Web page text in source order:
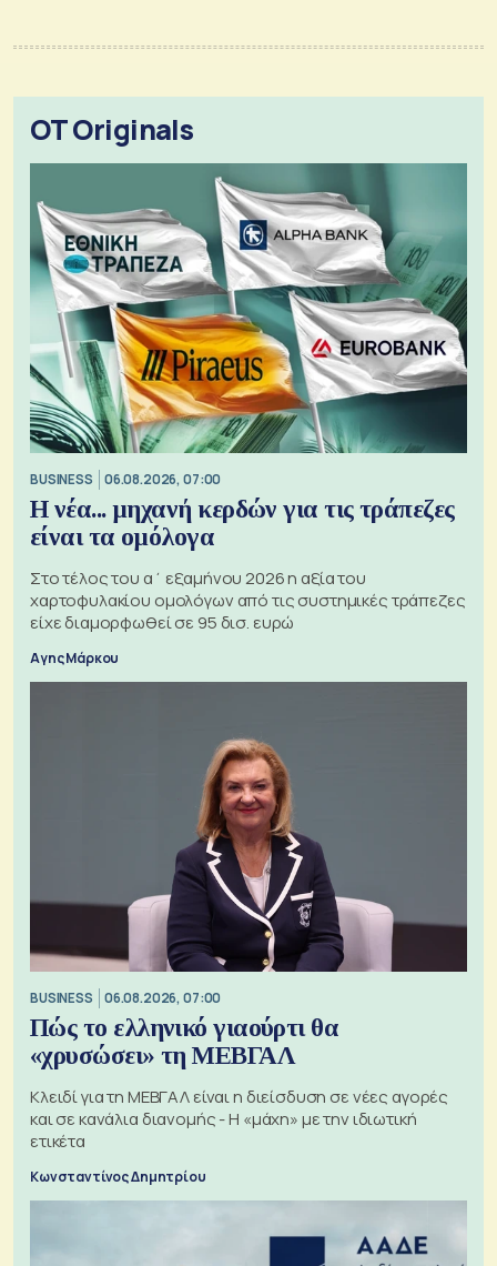
OT Originals
BUSINESS 06.08.2026, 07:00
Η νέα... μηχανή κερδών για τις τράπεζες
είναι τα ομόλογα
Στο τέλος του α΄ εξαμήνου 2026 η αξία του
χαρτοφυλακίου ομολόγων από τις συστημικές τράπεζες
είχε διαμορφωθεί σε 95 δισ. ευρώ
Αγης Μάρκου
BUSINESS 06.08.2026, 07:00
Πώς το ελληνικό γιαούρτι θα
«χρυσώσει» τη ΜΕΒΓΑΛ
Κλειδί για τη ΜΕΒΓΑΛ είναι η διείσδυση σε νέες αγορές
και σε κανάλια διανομής - Η «μάχη» με την ιδιωτική
ετικέτα
Κωνσταντίνος Δημητρίου